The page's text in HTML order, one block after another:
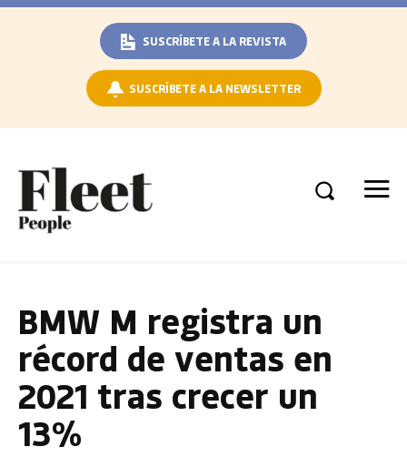
SUSCRÍBETE A LA REVISTA
SUSCRÍBETE A LA NEWSLETTER
BMW M registra un
récord de ventas en
2021 tras crecer un
13%